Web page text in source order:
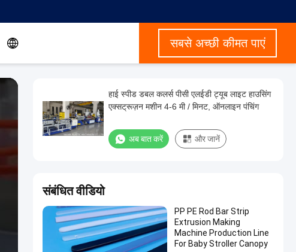
सबसे अच्छी कीमत पाएं
हाई स्पीड डबल कलर्स पीसी एलईडी ट्यूब लाइट हाउसिंग
एक्सट्रूज़न मशीन 4-6 मी / मिनट, ऑनलाइन पंचिंग
अब बात करें और जानें
संबंधित वीडियो
PP PE Rod Bar Strip
Extrusion Making
Machine Production Line
For Baby Stroller Canopy